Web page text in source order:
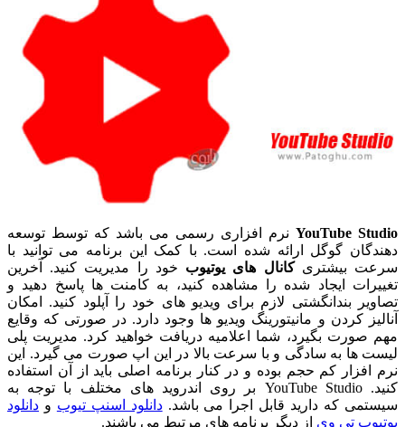
YouTube Studio نرم افزاری رسمی می باشد که توسط توسعه
دهندگان گوگل ارائه شده است. با کمک این برنامه می توانید با
سرعت بیشتریکانال های یوتیوب خود را مدیریت کنید. آخرین
تغییرات ایجاد شده را مشاهده کنید، به کامنت ها پاسخ دهید و
تصاویر بندانگشتی لازم برای ویدیو های خود را آپلود کنید. امکان
آنالیز کردن و مانیتورینگ ویدیو ها وجود دارد. در صورتی که وقایع
مهم صورت بگیرد، شما اعلامیه دریافت خواهید کرد. مدیریت پلی
لیست ها به سادگی و با سرعت بالا در این اپ صورت می گیرد. این
نرم افزار کم حجم بوده و در کنار برنامه اصلی باید از آن استفاده
کنید. YouTube Studio بر روی اندروید های مختلف با توجه به
سیستمی که دارید قابل اجرا می باشد.دانلود اسنپ تیوب و دانلود
یوتیوب تی وی از دیگر برنامه های مرتبط می باشند.